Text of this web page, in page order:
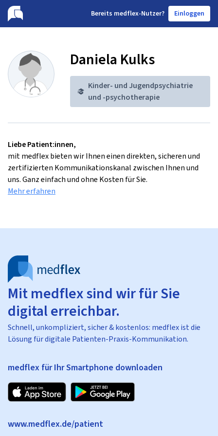
Bereits medflex-Nutzer? Einloggen
Daniela Kulks
Kinder- und Jugendpsychiatrie
und -psychotherapie
Liebe Patient:innen,
mit medflex bieten wir Ihnen einen direkten, sicheren und
zertifizierten Kommunikationskanal zwischen Ihnen und
uns. Ganz einfach und ohne Kosten für Sie.
Mehr erfahren
Mit medflex sind wir für Sie
digital erreichbar.
Schnell, unkompliziert, sicher & kostenlos: medflex ist die
Lösung für digitale Patienten-Praxis-Kommunikation.
medflex für Ihr Smartphone downloaden
www.medflex.de/patient